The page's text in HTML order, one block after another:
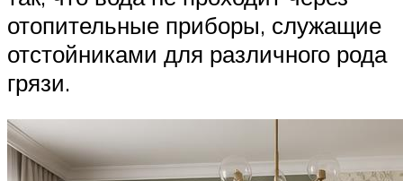
отопительные приборы, служащие
отстойниками для различного рода
грязи.